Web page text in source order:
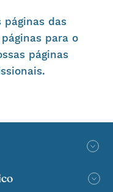
páginas das
para o
páginas